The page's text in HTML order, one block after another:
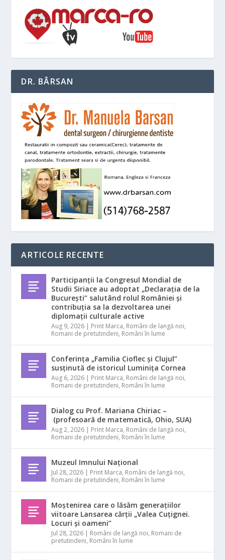
DR. BÂRSAN
ARTICOLE RECENTE
Participanții la Congresul Mondial de
Studii Siriace au adoptat „Declarația de la
București” salutând rolul României și
contribuția sa la dezvoltarea unei
diplomații culturale active
Aug 9, 2026 | Print Marca, Români de langă noi,
Romani de pretutindeni, Români în lume
Conferința „Familia Cioflec și Clujul”
susținută de istoricul Luminița Cornea
Aug 6, 2026 | Print Marca, Români de langă noi,
Romani de pretutindeni, Români în lume
Dialog cu Prof. Mariana Chiriac –
(profesoară de matematică, Ohio, SUA)
Aug 2, 2026 | Print Marca, Români de langă noi,
Romani de pretutindeni, Români în lume
Muzeul Imnului Național
Jul 28, 2026 | Print Marca, Români de langă noi,
Romani de pretutindeni, Români în lume
Moștenirea care o lăsăm generațiilor
viitoare Lansarea cărții „Valea Cuțignei.
Locuri și oameni”
Jul 28, 2026 | Români de langă noi, Romani de
pretutindeni, Români în lume